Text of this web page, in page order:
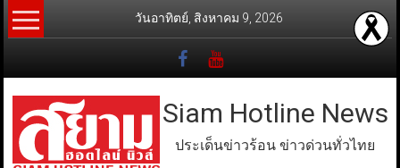
Skip
to
วันอาทิตย์, สิงหาคม 9, 2026
Siam Hotline News
ประเด็นข่าวร้อน ข่าวด่วนทั่วไทย